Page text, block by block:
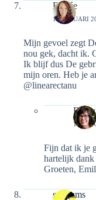
Esmée
18 JANUARI
Mijn gevoel zegt
nou gek, dacht ik.
Ik blijf dus De
mijn oren. Heb je
@linearectanu
Emily
19
Fijn dat ik je
hartelijk
Groeten,
sredlums